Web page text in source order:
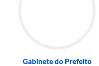
Gabinete do Prefeito